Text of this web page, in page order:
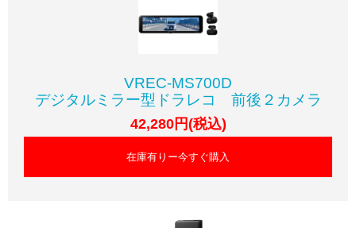
VREC-MS700D
デジタルミラー型ドラレコ 前後２カメラ
42,280円(税込)
在庫有りー今すぐ購入